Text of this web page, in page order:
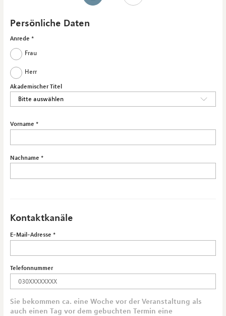
Persönliche Daten
Anrede
Frau
Herr
Akademischer Titel
Vorname
Nachname
Kontaktkanäle
E-Mail-Adresse
Telefonnummer
Sie bekommen ca. eine Woche vor der Veranstaltung als
auch einen Tag vor dem gebuchten Termin eine